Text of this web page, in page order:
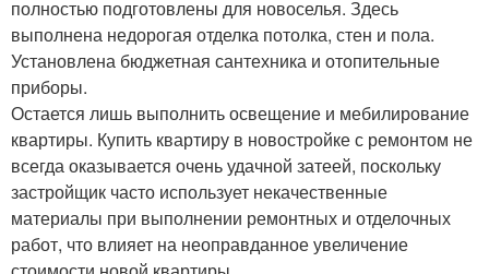
полностью подготовлены для новоселья. Здесь
выполнена недорогая отделка потолка, стен и пола.
Установлена бюджетная сантехника и отопительные
приборы.
Остается лишь выполнить освещение и мебилирование
квартиры. Купить квартиру в новостройке с ремонтом не
всегда оказывается очень удачной затеей, поскольку
застройщик часто использует некачественные
материалы при выполнении ремонтных и отделочных
работ, что влияет на неоправданное увеличение